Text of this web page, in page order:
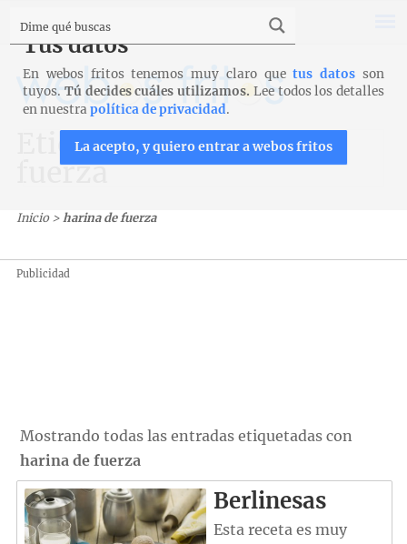
Etiqueta: harina de
fuerza
Inicio> harina de fuerza
Publicidad
Mostrando todas las entradas etiquetadas con
harina de fuerza
Berlinesas
Esta receta es muy
Tus datos
En webos fritos tenemos muy claro quetus datos son
tuyos. Tú decides cuáles utilizamos. Lee todos los detalles
en nuestrapolítica de privacidad.
La acepto, y quiero entrar a webos fritos